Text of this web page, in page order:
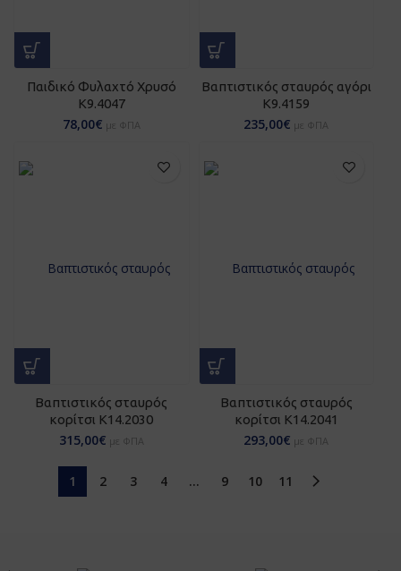
Παιδικό Φυλαχτό Χρυσό
Κ9.4047
78,00€ με ΦΠΑ
Βαπτιστικός σταυρός αγόρι
K9.4159
235,00€ με ΦΠΑ
Βαπτιστικός σταυρός
κορίτσι Κ14.2030
315,00€ με ΦΠΑ
Βαπτιστικός σταυρός
κορίτσι Κ14.2041
293,00€ με ΦΠΑ
1 2 3 4 … 9 10 11